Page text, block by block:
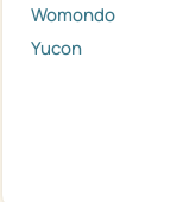
Womondo
Yucon